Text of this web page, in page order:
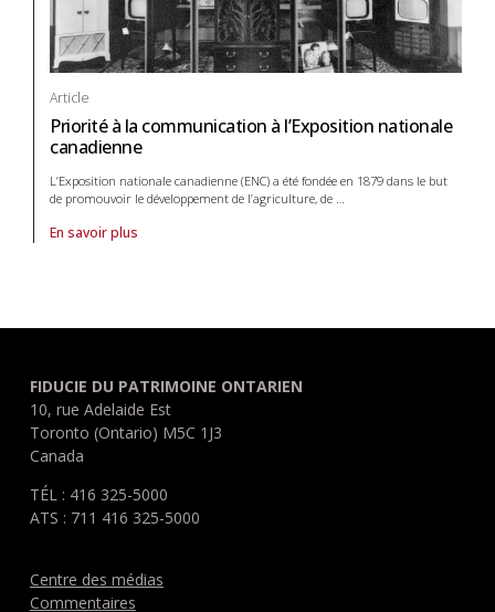
Article
Priorité à la communication à l’Exposition nationale
canadienne
L’Exposition nationale canadienne (ENC) a été fondée en 1879 dans le but
de promouvoir le développement de l’agriculture, de
En savoir plus
À propos de article Priorité à la communication à l’Exposition
FIDUCIE DU PATRIMOINE ONTARIEN
10, rue Adelaide Est
Toronto (Ontario) M5C 1J3
Canada
TÉL : 416 325-5000
ATS : 711 416 325-5000
Centre des médias
Commentaires